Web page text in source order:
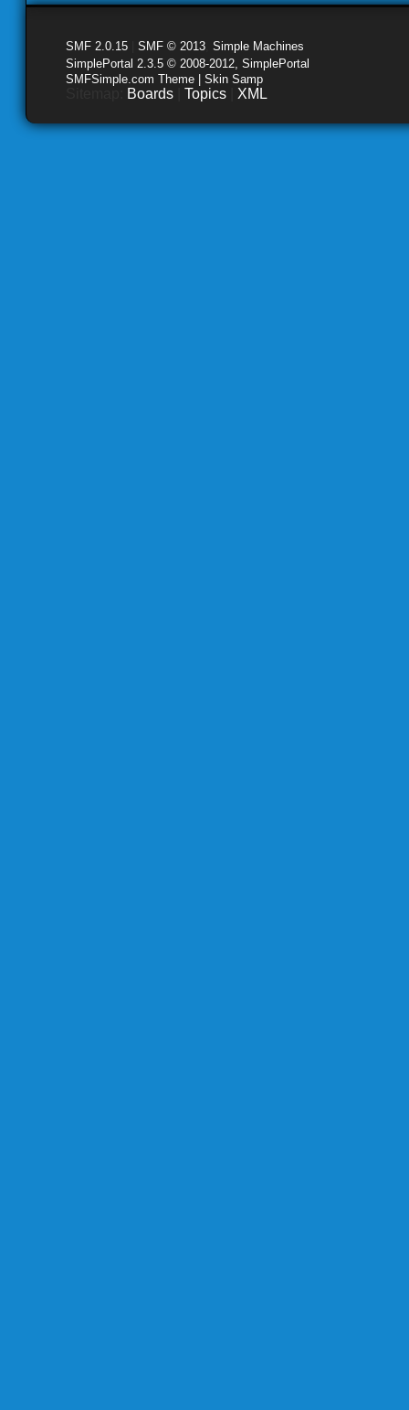
SMF 2.0.15 SMF © 2013 Simple Machines
SimplePortal 2.3.5 © 2008-2012, SimplePortal
SMFSimple.com Theme | Skin Samp
Boards Topics XML